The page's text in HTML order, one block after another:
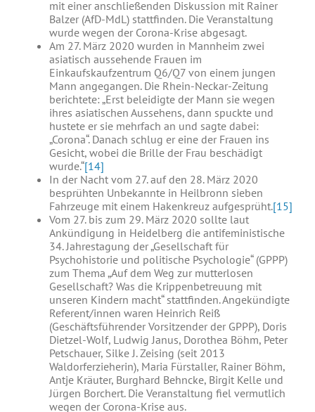
mit einer anschließenden Diskussion mit Rainer
Balzer (AfD-MdL) stattfinden. Die Veranstaltung
wurde wegen der Corona-Krise abgesagt.
Am 27. März 2020 wurden in Mannheim zwei
asiatisch aussehende Frauen im
Einkaufskaufzentrum Q6/Q7 von einem jungen
Mann angegangen. Die Rhein-Neckar-Zeitung
berichtete: „Erst beleidigte der Mann sie wegen
ihres asiatischen Aussehens, dann spuckte und
hustete er sie mehrfach an und sagte dabei:
„Corona“. Danach schlug er eine der Frauen ins
Gesicht, wobei die Brille der Frau beschädigt
wurde.“[14]
In der Nacht vom 27. auf den 28. März 2020
besprühten Unbekannte in Heilbronn sieben
Fahrzeuge mit einem Hakenkreuz aufgesprüht.[15]
Vom 27. bis zum 29. März 2020 sollte laut
Ankündigung in Heidelberg die antifeministische
34. Jahrestagung der „Gesellschaft für
Psychohistorie und politische Psychologie“ (GPPP)
zum Thema „Auf dem Weg zur mutterlosen
Gesellschaft? Was die Krippenbetreuung mit
unseren Kindern macht“ stattfinden. Angekündigte
Referent/innen waren Heinrich Reiß
(Geschäftsführender Vorsitzender der GPPP), Doris
Dietzel-Wolf, Ludwig Janus, Dorothea Böhm, Peter
Petschauer, Silke J. Zeising (seit 2013
Waldorferzieherin), Maria Fürstaller, Rainer Böhm,
Antje Kräuter, Burghard Behncke, Birgit Kelle und
Jürgen Borchert. Die Veranstaltung fiel vermutlich
wegen der Corona-Krise aus.